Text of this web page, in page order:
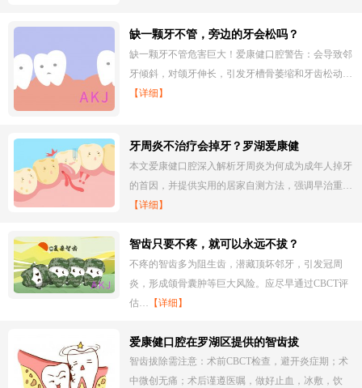
缺一颗牙不管，旁边的牙会松吗？
缺一颗牙不管危害巨大！爱康健口腔警告：会导致邻
牙倾斜，对颌牙伸长，引发牙槽骨萎缩和牙齿松动…
【详细】
牙周炎不治疗会掉牙？罗湖爱康健
本文爱康健口腔深入解析牙周炎为何成为成年人掉牙
的首因，并提供实用的居家自测方法，强调早治重…
【详细】
智齿只要不疼，就可以永远不拔？
不疼的智齿多为阻生齿，潜藏顶坏邻牙，引发冠周
炎，形成颌骨囊肿等巨大风险。应尽早通过CBCT评
估…
【详细】
爱康健口腔在罗湖区提供的智齿拔
智齿拔除需注意：术前CBCT检查，避开炎症期；术
中微创无痛；术后谨遵医嘱，做好止血，冰敷，饮